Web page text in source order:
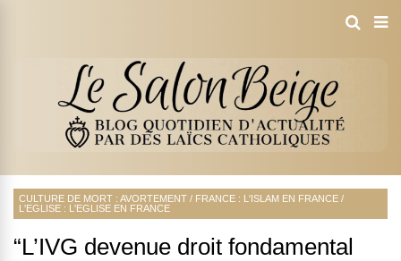
CULTURE DE MORT : AVORTEMENT / FRANCE : L'ISLAM EN FRANCE /
L'EGLISE : L'EGLISE EN FRANCE
“L’IVG devenue droit fondamental